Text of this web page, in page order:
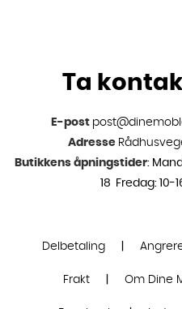
Ta
E-post
Adresse
Butikkens åpningstider:
18 Fredag: 10-
Delbetaling
Frakt Om Dine